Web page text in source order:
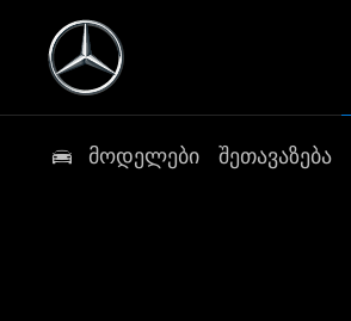
მოდელები შეთავაზება